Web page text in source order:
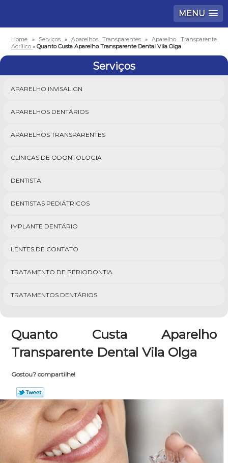
MENU
Home » Serviços »Aparelhos Transparentes»Aparelho Transparente
Acrílico»Quanto Custa Aparelho Transparente Dental Vila Olga
Serviços
APARELHO INVISALIGN
APARELHOS DENTÁRIOS
APARELHOS TRANSPARENTES
CLÍNICAS DE ODONTOLOGIA
DENTISTA
DENTISTAS PEDIÁTRICOS
IMPLANTE DENTÁRIO
LENTES DE CONTATO
TRATAMENTO DE PERIODONTIA
TRATAMENTOS DENTÁRIOS
Quanto Custa Aparelho
Transparente Dental Vila Olga
Gostou? compartilhe!